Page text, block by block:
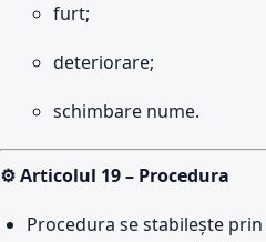
furt;
deteriorare;
schimbare nume.
⚙️ Articolul 19 – Procedura
Procedura se stabilește prin